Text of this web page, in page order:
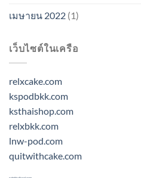
เมษายน 2022 (1)
เว็บไซต์ในเครือ
relxcake.com
kspodbkk.com
ksthaishop.com
relxbkk.com
lnw-pod.com
quitwithcake.com